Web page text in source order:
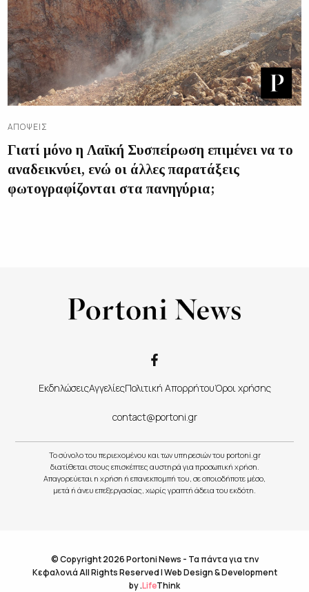
ΑΠΌΨΕΙΣ
Γιατί μόνο η Λαϊκή Συσπείρωση επιμένει να το
αναδεικνύει, ενώ οι άλλες παρατάξεις
φωτογραφίζονται στα πανηγύρια;
ΕκδηλώσειςΑγγελίεςΠολιτική ΑπορρήτουΌροι χρήσης
contact@portoni.gr
Το σύνολο του περιεχομένου και των υπηρεσιών του portoni.gr
διατίθεται στους επισκέπτες αυστηρά για προσωπική χρήση.
Απαγορεύεται η χρήση ή επανεκπομπή του, σε οποιοδήποτε μέσο,
μετά ή άνευ επεξεργασίας, χωρίς γραπτή άδεια του εκδότη.
© Copyright 2026 Portoni News - Τα πάντα για την
Κεφαλονιά All Rights Reserved |Web Design & Development
by.LifeThink